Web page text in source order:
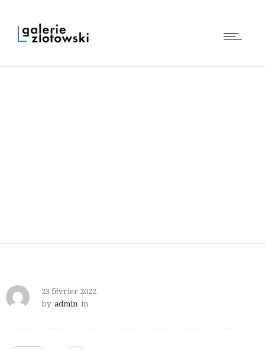
23 février 2022
by admin in